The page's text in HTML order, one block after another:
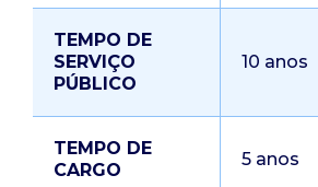
TEMPO DE
SERVIÇO
PÚBLICO
10 anos
TEMPO DE
CARGO
5 anos